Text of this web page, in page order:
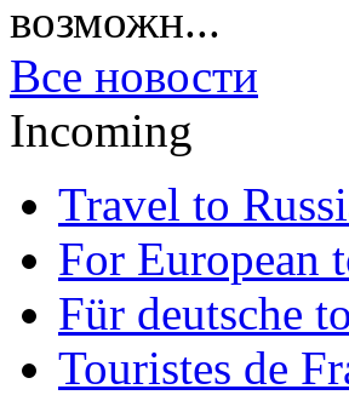
возможн...
Все новости
Incoming
Travel to
For European
Für deutsche
Touristes de